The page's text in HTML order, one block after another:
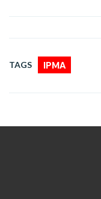
TAGS IPMA